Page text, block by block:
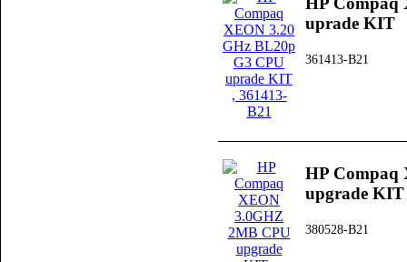
uprade KIT
361413-B21
HP Compaq
upgrade KIT
380528-B21